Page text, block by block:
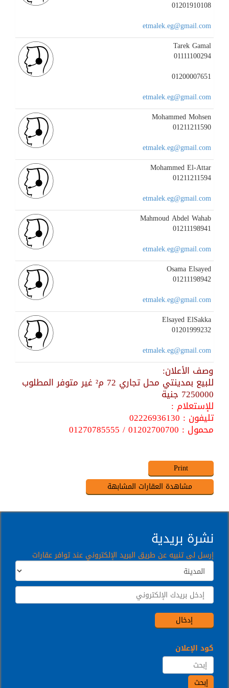
01201910108
etmalek.eg@gmail.com
Tarek Gamal
01111100294
01200007651
etmalek.eg@gmail.com
Mohammed Mohsen
01211211590
etmalek.eg@gmail.com
Mohammed El-Attar
01211211594
etmalek.eg@gmail.com
Mahmoud Abdel Wahab
01211198941
etmalek.eg@gmail.com
Osama Elsayed
01211198942
etmalek.eg@gmail.com
Elsayed ElSakka
01201999232
etmalek.eg@gmail.com
وصف الأعلان:
للبيع بمدينتي محل تجاري 72 م² غير متوفر المطلوب
7250000 جنية
للإستعلام :
تليفون : 02226936130
محمول : 01202700700 / 01270785555
نشرة بريدية
إرسل لى تنبيه عن طريق البريد الإلكتروني عند توافر عقارات
كود الإعلان